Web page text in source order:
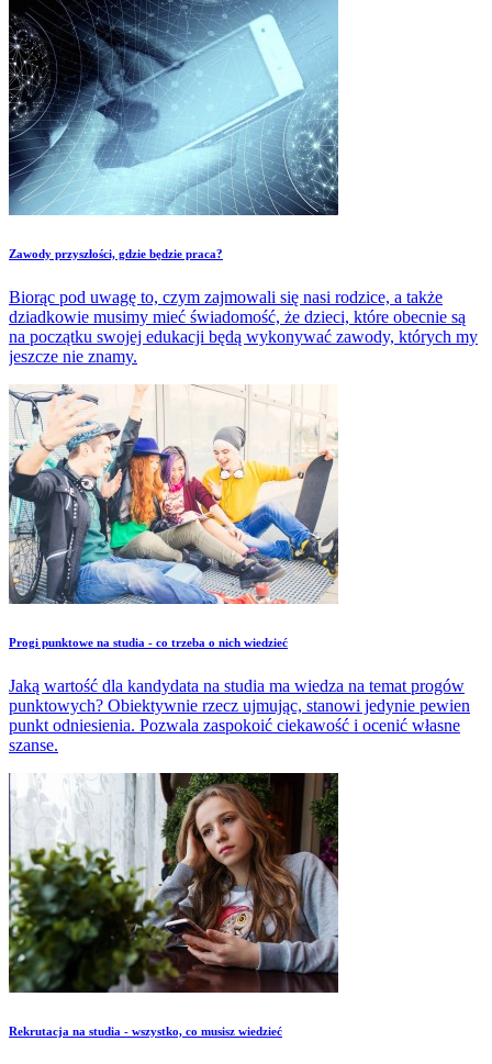
Zawody przyszłości, gdzie będzie praca?
Biorąc pod uwagę to, czym zajmowali się nasi rodzice, a także
dziadkowie musimy mieć świadomość, że dzieci, które obecnie są
na początku swojej edukacji będą wykonywać zawody, których my
jeszcze nie znamy.
​Progi punktowe na studia - co trzeba o nich wiedzieć
Jaką wartość dla kandydata na studia ma wiedza na temat progów
punktowych? Obiektywnie rzecz ujmując, stanowi jedynie pewien
punkt odniesienia. Pozwala zaspokoić ciekawość i ocenić własne
szanse.
​Rekrutacja na studia - wszystko, co musisz wiedzieć